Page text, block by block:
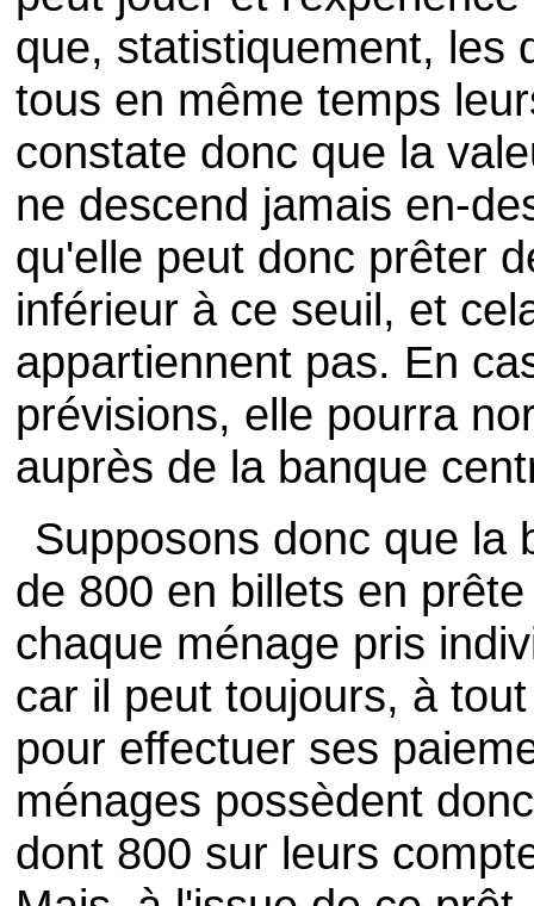
que, statistiquement, les
tous en même temps
constate donc que la
ne descend jamais en-
qu'elle peut donc prêter
inférieur à ce seuil, et
appartiennent pas. En
prévisions, elle pourra
auprès de la banque
Supposons donc que la
de 800 en billets en
chaque ménage pris
car il peut toujours, à
pour effectuer ses
ménages possèdent
dont 800 sur leurs